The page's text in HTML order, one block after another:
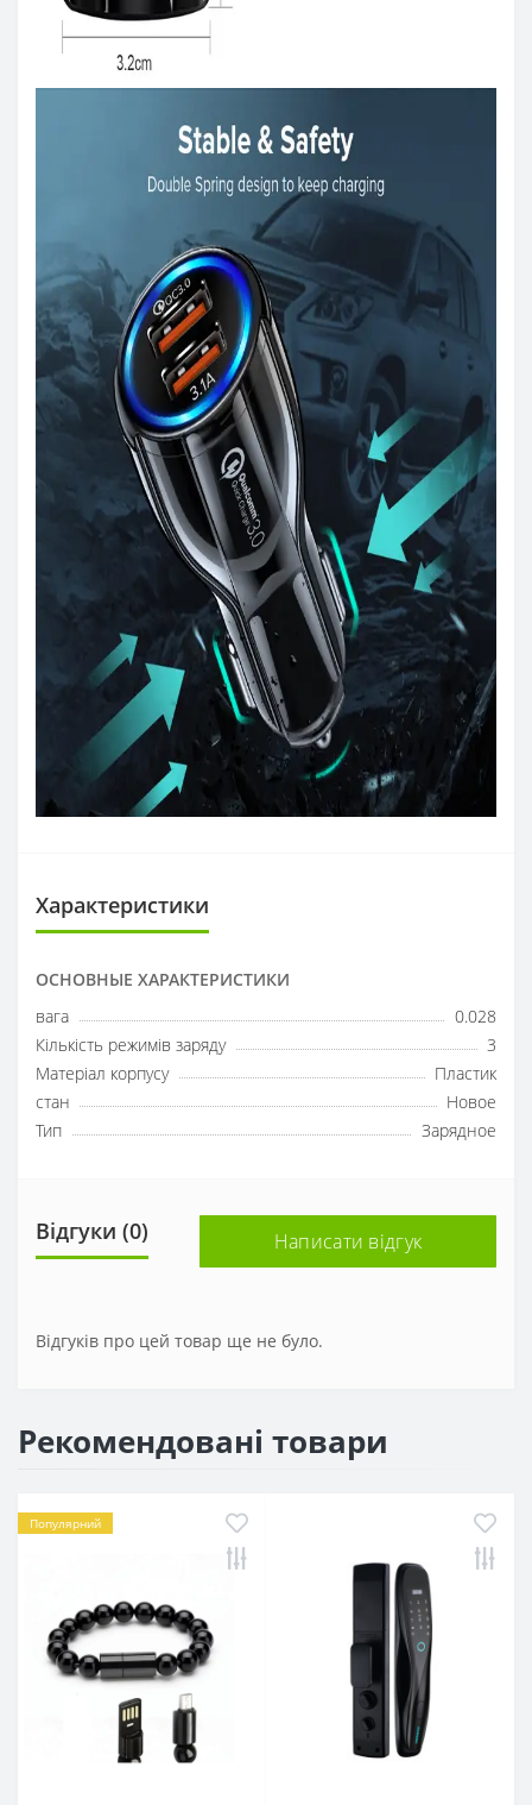
Характеристики
ОСНОВНЫЕ ХАРАКТЕРИСТИКИ
вага
0.028
Кількість режимів заряду
3
Матеріал корпусу
Пластик
стан
Новое
Тип
Зарядное
Відгуки (0) Написати відгук
Відгуків про цей товар ще не було.
Рекомендовані товари
Популярний